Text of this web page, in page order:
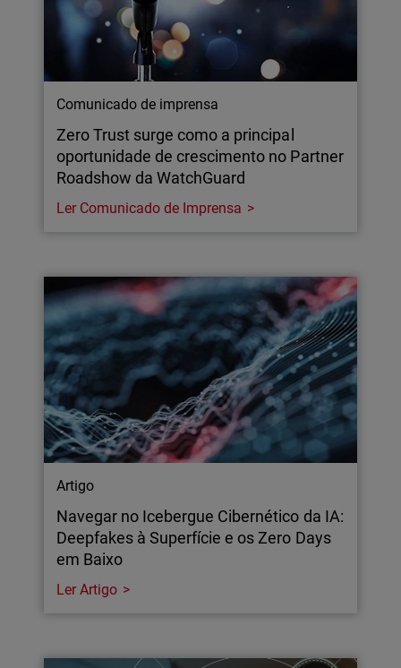
Comunicado de imprensa
Zero Trust surge como a principal
oportunidade de crescimento no Partner
Roadshow da WatchGuard
Ler Comunicado de Imprensa
Artigo
Navegar no Icebergue Cibernético da IA:
Deepfakes à Superfície e os Zero Days
em Baixo
Ler Artigo